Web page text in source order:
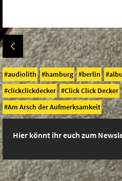
audiolith hamburg berlin
clickclickdecker
Click Click Decker
Am Arsch der Aufmerksamkeit
Hier könnt ihr euch zum